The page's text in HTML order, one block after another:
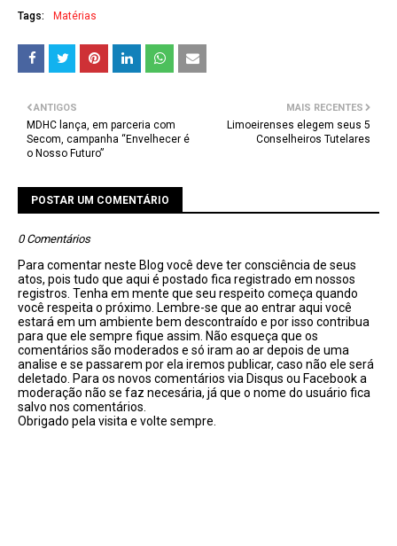
Tags: Matérias
MAIS RECENTES
Limoeirenses elegem seus 5
Conselheiros Tutelares
ANTIGOS
MDHC lança, em parceria com
Secom, campanha “Envelhecer é
o Nosso Futuro”
POSTAR UM COMENTÁRIO
0 Comentários
Para comentar neste Blog você deve ter consciência de seus
atos, pois tudo que aqui é postado fica registrado em nossos
registros. Tenha em mente que seu respeito começa quando
você respeita o próximo. Lembre-se que ao entrar aqui você
estará em um ambiente bem descontraído e por isso contribua
para que ele sempre fique assim. Não esqueça que os
comentários são moderados e só iram ao ar depois de uma
analise e se passarem por ela iremos publicar, caso não ele será
deletado. Para os novos comentários via Disqus ou Facebook a
moderação não se faz necesária, já que o nome do usuário fica
salvo nos comentários.
Obrigado pela visita e volte sempre.